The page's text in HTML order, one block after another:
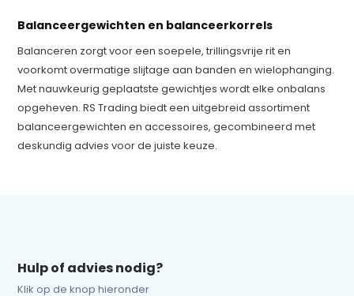
Balanceergewichten en balanceerkorrels
Balanceren zorgt voor een soepele, trillingsvrije rit en
voorkomt overmatige slijtage aan banden en wielophanging.
Met nauwkeurig geplaatste gewichtjes wordt elke onbalans
opgeheven. RS Trading biedt een uitgebreid assortiment
balanceergewichten en accessoires, gecombineerd met
deskundig advies voor de juiste keuze.
Hulp of advies nodig?
Klik op de knop hieronder